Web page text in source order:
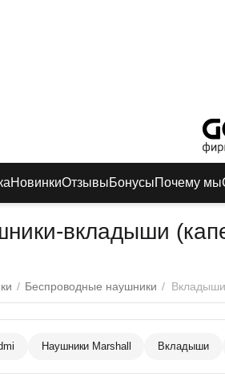
НовинкиОтзывыБонусыПочему мы
вкладыши
/ Беспроводные наушники / Вкладыши
Наушники Marshall Вкладыши